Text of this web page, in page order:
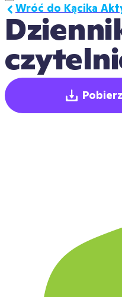
Wróć do Kącika
Pobierz